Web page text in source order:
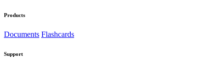
Products
Documents Flashcards
Support